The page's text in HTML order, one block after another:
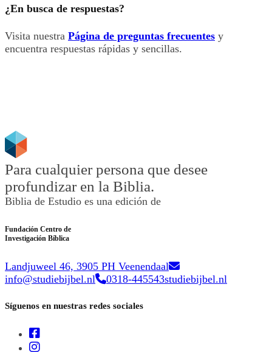
¿En busca de respuestas?
Visita nuestra Página de preguntas frecuentes y
encuentra respuestas rápidas y sencillas.
Para cualquier persona que desee
profundizar en la Biblia.
Biblia de Estudio es una edición de
Fundación Centro de
Investigación Bíblica
Landjuweel 46, 3905 PH Veenendaal
info@studiebijbel.nl
0318-445543studiebijbel.nl
Síguenos en nuestras redes sociales